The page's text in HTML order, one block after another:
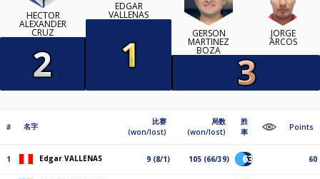
HECTOR
ALEXANDER
CRUZ
EDGAR
VALLENAS
GERSON
MARTINEZ
BOZA
JORGE
ARCOS
# 名字
比赛
(won/lost)
局数
(won/lost)
胜
率
Points
1 Edgar VALLENAS 9 (8/1) 105 (66/39) 63% 60